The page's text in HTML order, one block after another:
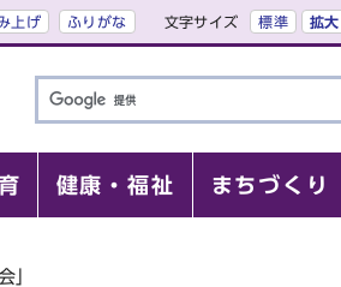
上げ ふりがな 文字サイズ 標準 拡大
健康・福祉 まちづくり
」